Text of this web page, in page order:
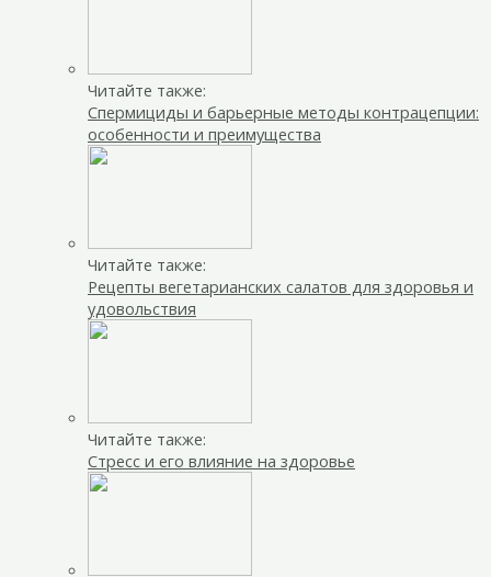
Читайте также:
Спермициды и барьерные методы контрацепции:
особенности и преимущества
Читайте также:
Рецепты вегетарианских салатов для здоровья и
удовольствия
Читайте также:
Стресс и его влияние на здоровье